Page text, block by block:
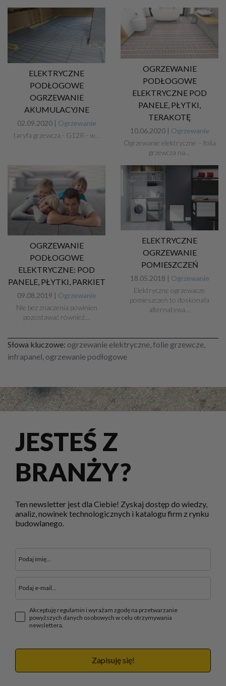
ELEKTRYCZNE
PODŁOGOWE
OGRZEWANIE
AKUMULACYJNE
02.09.2020 | Ogrzewanie
taryfa grzewcza - G12R - w…
OGRZEWANIE
PODŁOGOWE
ELEKTRYCZNE POD
PANELE, PŁYTKI,
TERAKOTĘ
10.06.2020 | Ogrzewanie
Ogrzewanie elektryczne – folia
grzewcza na…
OGRZEWANIE
PODŁOGOWE
ELEKTRYCZNE: POD
PANELE, PŁYTKI, PARKIET
09.08.2019 | Ogrzewanie
Nie bez znaczenia powinien
pozostawać również…
ELEKTRYCZNE
OGRZEWANIE
POMIESZCZEŃ
18.05.2018 | Ogrzewanie
Elektryczne ogrzewacze
pomieszczeń to doskonała
alternatywa…
Słowa kluczowe: ogrzewanie elektryczne, folie grzewcze,
infrapanel, ogrzewanie podłogowe
JESTEŚ Z
BRANŻY?
Ten newsletter jest dla Ciebie! Zyskaj dostęp do wiedzy,
analiz, nowinek technologicznych i katalogu firm z rynku
budowlanego.
Akceptuję regulamin i wyrażam zgodę na przetwarzanie
powyższych danych osobowych w celu otrzymywania
newslettera.
Zapisuję się!